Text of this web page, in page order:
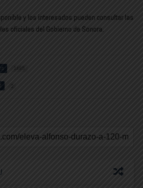
y los interesados pueden consultar las
oficiales del Gobierno de Sonora.
1485
2